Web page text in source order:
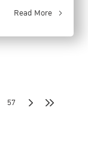
Read More
57